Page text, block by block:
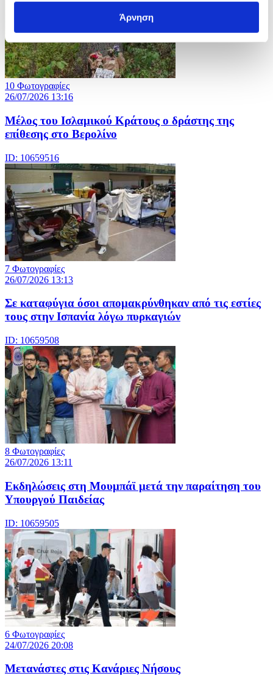
Άρνηση
10 Φωτογραφίες
26/07/2026 13:16
Μέλος του Ισλαμικού Κράτους o δράστης της
επίθεσης στο Βερολίνο
ID: 10659516
7 Φωτογραφίες
26/07/2026 13:13
Σε καταφύγια όσοι απομακρύνθηκαν από τις εστίες
τους στην Ισπανία λόγω πυρκαγιών
ID: 10659508
8 Φωτογραφίες
26/07/2026 13:11
Eκδηλώσεις στη Μουμπάϊ μετά την παραίτηση του
Υπουργού Παιδείας
ID: 10659505
6 Φωτογραφίες
24/07/2026 20:08
Μετανάστες στις Κανάριες Νήσους